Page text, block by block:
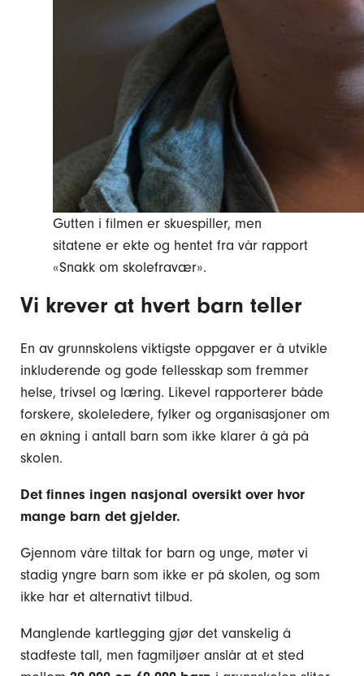
Gutten i filmen er skuespiller, men
sitatene er ekte og hentet fra vår rapport
«Snakk om skolefravær».
Vi krever at hvert barn teller
En av grunnskolens viktigste oppgaver er å utvikle
inkluderende og gode fellesskap som fremmer
helse, trivsel og læring. Likevel rapporterer både
forskere, skoleledere, fylker og organisasjoner om
en økning i antall barn som ikke klarer å gå på
skolen.
Det finnes ingen nasjonal oversikt over hvor
mange barn det gjelder.
Gjennom våre tiltak for barn og unge, møter vi
stadig yngre barn som ikke er på skolen, og som
ikke har et alternativt tilbud.
Manglende kartlegging gjør det vanskelig å
stadfeste tall, men fagmiljøer anslår at et sted